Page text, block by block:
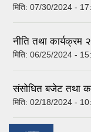
मिति: 07/30/2024 -
नीति तथा कार्यक्रम
मिति: 06/25/2024 -
संसोधित बजेट तथा
मिति: 02/18/2024 -